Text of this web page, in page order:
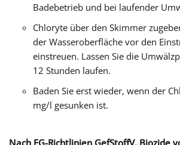
Badebetrieb und bei laufender
Chloryte über den Skimmer
der Wasseroberfläche vor den
einstreuen. Lassen Sie die
12 Stunden laufen.
Baden Sie erst wieder, wenn der
mg/l gesunken ist.